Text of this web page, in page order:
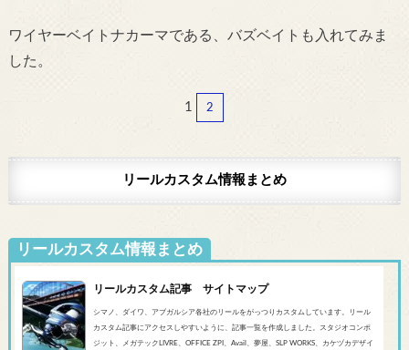
ワイヤーベイトナカーマである、バズベイトも入れてみま
した。
1 2
リールカスタム情報まとめ
リールカスタム情報まとめ
リールカスタム記事 サイトマップ
シマノ、ダイワ、アブガルシア各社のリールをがっつりカスタムしています。リール
カスタム記事にアクセスしやすいように、記事一覧を作成しました。スタジオコンポ
ジット、メガテックLIVRE、OFFICE ZPI、Avail、夢屋、SLP WORKS、カケヅカデザイ